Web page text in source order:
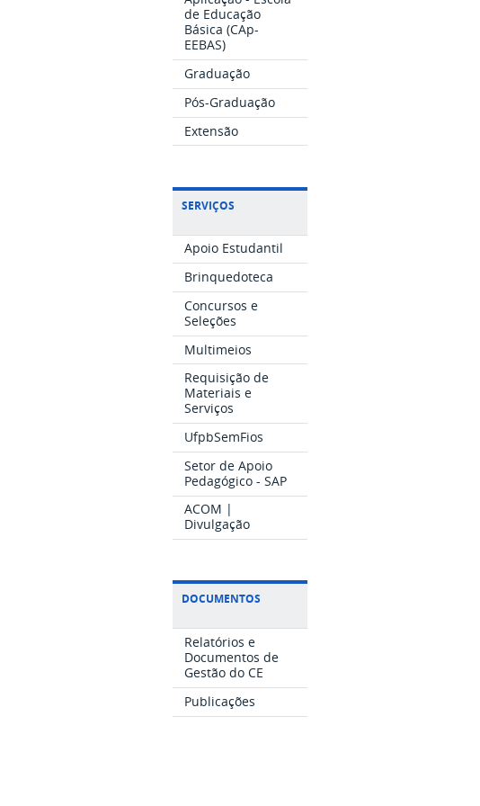
de Educação
Básica (CAp-
EEBAS)
Graduação
Pós-Graduação
Extensão
SERVIÇOS
Apoio Estudantil
Brinquedoteca
Concursos e
Seleções
Multimeios
Requisição de
Materiais e
Serviços
UfpbSemFios
Setor de Apoio
Pedagógico - SAP
ACOM |
Divulgação
DOCUMENTOS
Relatórios e
Documentos de
Gestão do CE
Publicações